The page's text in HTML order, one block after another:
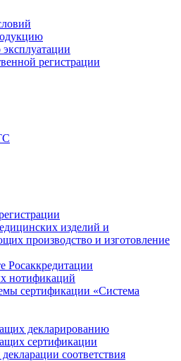
эксплуатации
регистрации
изделий и
производство и изготовление
Росаккредитации
нотификаций
сертификации «Система
декларированию
сертификации
соответствия